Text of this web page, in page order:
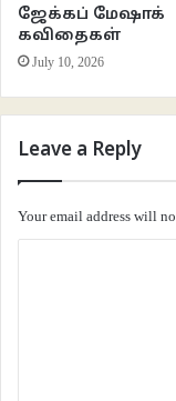
அப்படியேதானிருக்கின்றன..
உயிர்விடும்போதிலும்
வேட்டையாடுகிற சிங்கம்
சிங்கமெனவே வீழ்கிறது..
ஜேக்கப் மேஷாக்
கவிதைகள்
July 10, 2026
Leave a Reply
Your email address will